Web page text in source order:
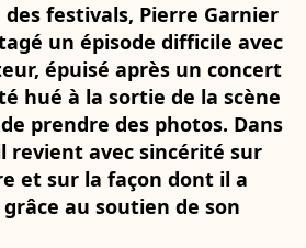
festivals, Pierre Garnier
un épisode difficile avec
épuisé après un concert
hué à la sortie de la scène
prendre des photos. Dans
revient avec sincérité sur
et sur la façon dont il a
au soutien de son